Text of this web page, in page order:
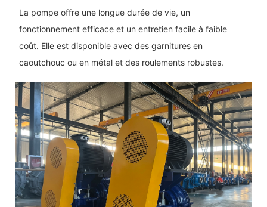
La pompe offre une longue durée de vie, un
fonctionnement efficace et un entretien facile à faible
coût. Elle est disponible avec des garnitures en
caoutchouc ou en métal et des roulements robustes.